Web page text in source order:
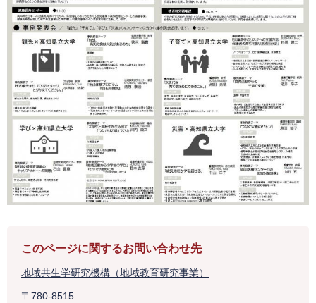
このページに関するお問い合わせ先
地域共生学研究機構（地域教育研究事業）
〒780-8515